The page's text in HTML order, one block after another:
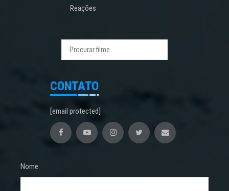
Reações
CONTATO
[email protected]
Nome